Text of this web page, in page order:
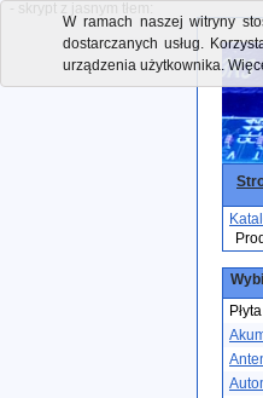
- skrypt z jasnym tłem:
W ramach naszej witryny
dostarczanych usług.
urządzenia użytkownika.